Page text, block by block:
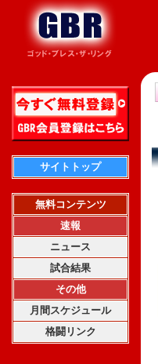
サイトトップ
無料コンテンツ
速報
ニュース
試合結果
その他
月間スケジュール
格闘リンク